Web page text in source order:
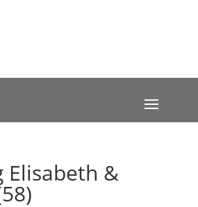
Elisabeth &